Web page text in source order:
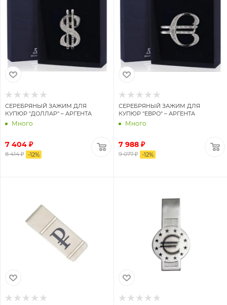
СЕРЕБРЯНЫЙ ЗАЖИМ ДЛЯ
КУПЮР "ДОЛЛАР" – АРГЕНТА
Много
7 404 ₽
8 414 ₽ -12%
СЕРЕБРЯНЫЙ ЗАЖИМ ДЛЯ
КУПЮР "ЕВРО" – АРГЕНТА
Много
7 988 ₽
9 077 ₽ -12%